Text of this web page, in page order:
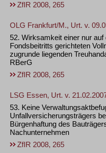
ZfIR 2008, 265
OLG Frankfurt/M., Urt. v.
52. Wirksamkeit einer nur auf
Fondsbeitritts gerichteten
zugrunde liegenden
RBerG
ZfIR 2008, 265
LSG Essen, Urt. v.
53. Keine
Unfallversicherungsträgers
Bürgenhaftung des
Nachunternehmen
ZfIR 2008, 265